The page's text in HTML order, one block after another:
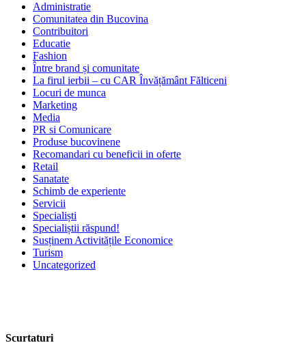
Administratie
Comunitatea din Bucovina
Contribuitori
Educatie
Fashion
Între brand și comunitate
La firul ierbii – cu CAR Învățământ Fălticeni
Locuri de munca
Marketing
Media
PR si Comunicare
Produse bucovinene
Recomandari cu beneficii in oferte
Retail
Sanatate
Schimb de experiente
Servicii
Specialiști
Specialiștii răspund!
Susținem Activitățile Economice
Turism
Uncategorized
Scurtaturi